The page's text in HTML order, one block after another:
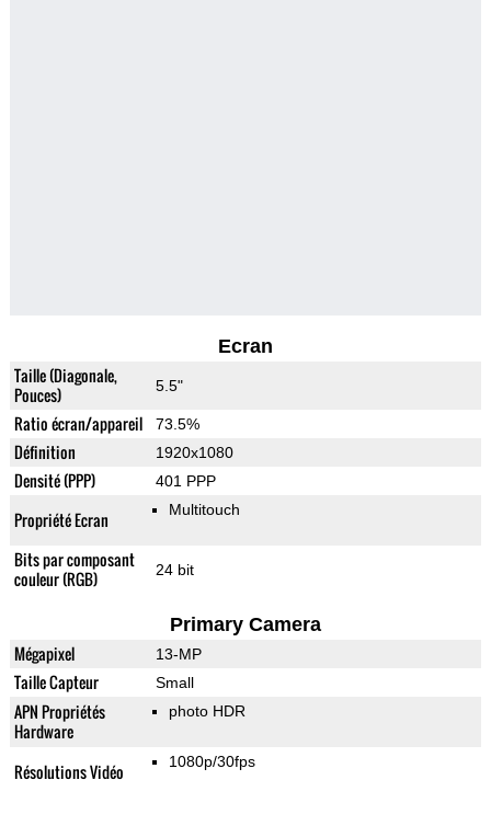
Ecran
Taille (Diagonale,
Pouces)
5.5"
Ratio écran/appareil 73.5%
Définition 1920x1080
Densité (PPP) 401 PPP
Propriété Ecran Multitouch
Bits par composant
couleur (RGB)
24 bit
Primary Camera
Mégapixel 13-MP
Taille Capteur Small
APN Propriétés
Hardware
photo HDR
Résolutions Vidéo 1080p/30fps